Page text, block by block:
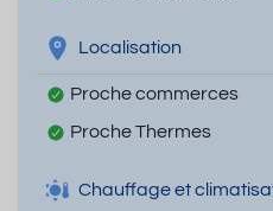
Localisation
Proche commerces
Proche Thermes
Chauffage et